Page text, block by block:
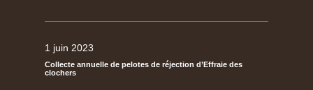
1 juin 2023
Collecte annuelle de pelotes de réjection d’Effraie des
clochers